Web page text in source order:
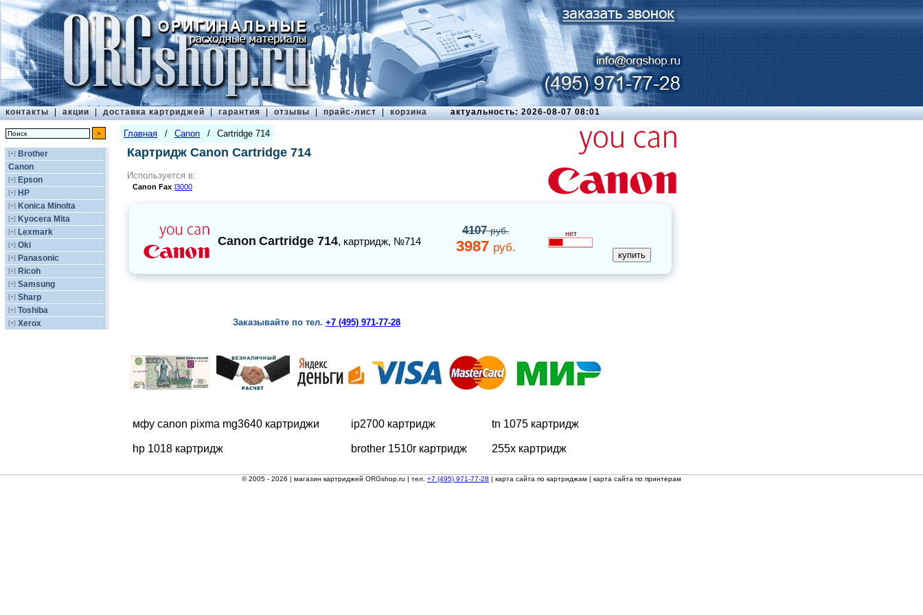
контакты | акции | доставка картриджей | гарантия | отзывы | прайс-лист | корзина актуальность: 2026-08-07 08:01
[+] Brother
Canon
[+] Epson
[+] HP
[+] Konica Minolta
[+] Kyocera Mita
[+] Lexmark
[+] Oki
[+] Panasonic
[+] Ricoh
[+] Samsung
[+] Sharp
[+] Toshiba
[+] Xerox
Главная / Canon / Cartridge 714
Картридж Canon Cartridge 714
Используется в:
Canon Fax l3000
Canon Cartridge 714, картридж, №714
4107руб.
3987 руб.
нет
Заказывайте по тел. +7 (495) 971-77-28
мфу canon pixma mg3640 картриджи ip2700 картридж tn 1075 картридж
hp 1018 картридж brother 1510r картридж 255x картридж
© 2005 - 2026 | магазин картриджей ORGshop.ru | тел. +7 (495) 971-77-28 | карта сайта по картриджам | карта сайта по принтерам